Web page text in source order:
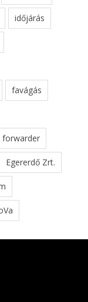
időjárás
favágás
forwarder
Egererdő Zrt.